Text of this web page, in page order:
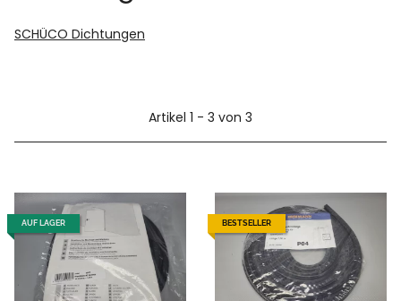
SCHÜCO Dichtungen
Artikel 1 - 3 von 3
AUF LAGER BESTSELLER